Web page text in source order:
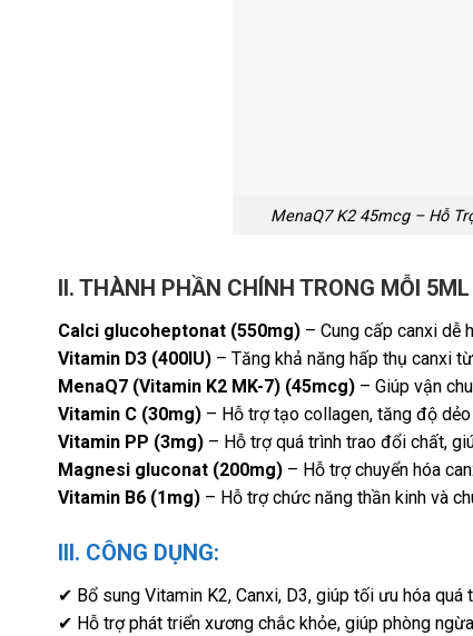
MenaQ7 K2 45mcg – Hỗ
II. THÀNH PHẦN CHÍNH TRONG MỖI
Calci glucoheptonat (550mg) – Cung cấp canxi dễ
Vitamin D3 (400IU) – Tăng khả năng hấp thụ canxi
MenaQ7 (Vitamin K2 MK-7) (45mcg) – Giúp vận
Vitamin C (30mg) – Hỗ trợ tạo collagen, tăng độ
Vitamin PP (3mg) – Hỗ trợ quá trình trao đổi chất,
Magnesi gluconat (200mg) – Hỗ trợ chuyển hóa
Vitamin B6 (1mg) – Hỗ trợ chức năng thần kinh và
III. CÔNG DỤNG:
✔ Bổ sung Vitamin K2, Canxi, D3, giúp tối ưu hóa
✔ Hỗ trợ phát triển xương chắc khỏe, giúp phòng